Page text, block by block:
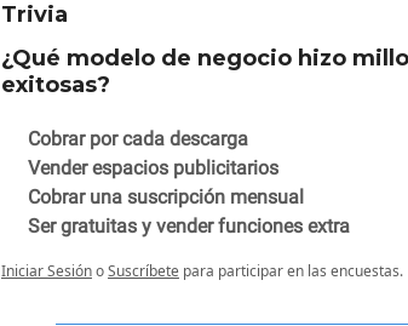
Trivia
¿Qué modelo de negocio hizo
exitosas?
Cobrar por cada descarga
Vender espacios publicitarios
Cobrar una suscripción mensual
Ser gratuitas y vender funciones extra
Iniciar SesiónoSuscríbete para participar en las encuestas.